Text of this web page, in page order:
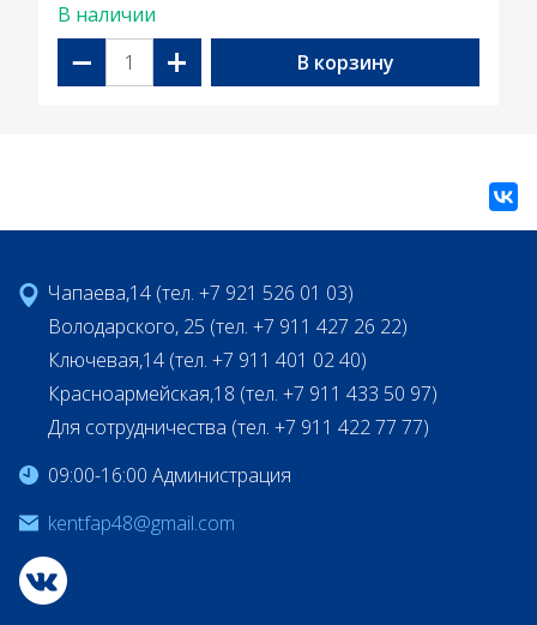
В наличии
− + В корзину
Чапаева,14 (тел. +7 921 526 01 03)
Володарского, 25 (тел. +7 911 427 26 22)
Ключевая,14 (тел. +7 911 401 02 40)
Красноармейская,18 (тел. +7 911 433 50 97)
Для сотрудничества (тел. +7 911 422 77 77)
09:00-16:00 Администрация
kentfap48@gmail.com